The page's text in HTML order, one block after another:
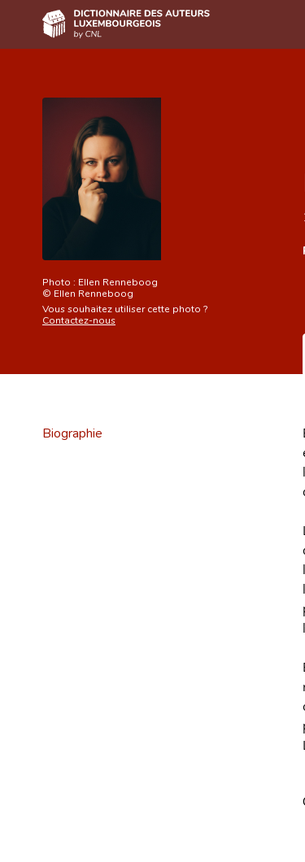
Auteur(e)s A-Z
Recherche avancée
Foire aux questions
Contact
Photo : Ellen Renneboog
© Ellen Renneboog
Vous souhaitez utiliser cette photo ?
Contactez-nous
Biographie